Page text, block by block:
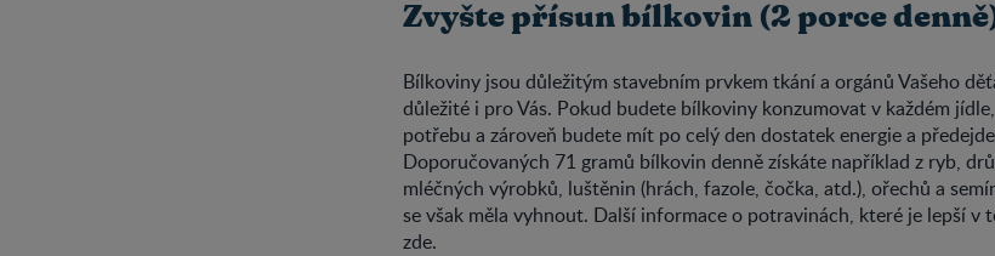
Zvyšte přísun bílkovin (2 porce
Bílkoviny jsou důležitým stavebním prvkem tkání a orgánů Vašeho
důležité i pro Vás. Pokud budete bílkoviny konzumovat v každém
potřebu a zároveň budete mít po celý den dostatek energie a
Doporučovaných 71 gramů bílkovin denně získáte například z ryb,
mléčných výrobků, luštěnin (hrách, fazole, čočka, atd.), ořechů a
se však měla vyhnout. Další informace o potravinách, které je lepší v
zde.